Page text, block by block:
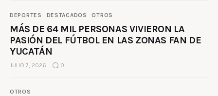
DEPORTES DESTACADOS OTROS
MÁS DE 64 MIL PERSONAS VIVIERON LA
PASIÓN DEL FÚTBOL EN LAS ZONAS FAN DE
YUCATÁN
JULIO 7, 2026 0
OTROS